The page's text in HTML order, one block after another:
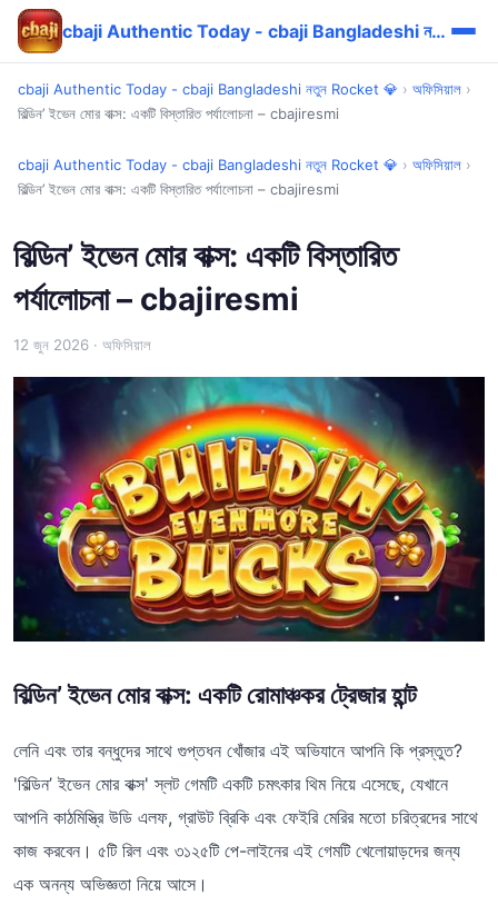
cbaji Authentic Today - cbaji Bangladeshi নতুন Rocket 💎
cbaji Authentic Today - cbaji Bangladeshi নতুন Rocket 💎 › অফিসিয়াল ›
বিল্ডিন’ ইভেন মোর বাক্স: একটি বিস্তারিত পর্যালোচনা – cbajiresmi
cbaji Authentic Today - cbaji Bangladeshi নতুন Rocket 💎 › অফিসিয়াল ›
বিল্ডিন’ ইভেন মোর বাক্স: একটি বিস্তারিত পর্যালোচনা – cbajiresmi
বিল্ডিন’ ইভেন মোর বাক্স: একটি বিস্তারিত
পর্যালোচনা – cbajiresmi
12 জুন 2026 · অফিসিয়াল
বিল্ডিন’ ইভেন মোর বাক্স: একটি রোমাঞ্চকর ট্রেজার হান্ট
লেনি এবং তার বন্ধুদের সাথে গুপ্তধন খোঁজার এই অভিযানে আপনি কি প্রস্তুত?
'বিল্ডিন’ ইভেন মোর বাক্স' স্লট গেমটি একটি চমৎকার থিম নিয়ে এসেছে, যেখানে
আপনি কাঠমিস্ত্রি উডি এলফ, গ্রাউট ব্রিকি এবং ফেইরি মেরির মতো চরিত্রদের সাথে
কাজ করবেন। ৫টি রিল এবং ৩১২৫টি পে-লাইনের এই গেমটি খেলোয়াড়দের জন্য
এক অনন্য অভিজ্ঞতা নিয়ে আসে।